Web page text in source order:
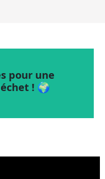
pour une
! 🌍